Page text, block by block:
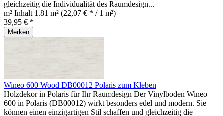
gleichzeitig die Individualität des Raumdesign...
m² Inhalt 1.81 m² (22,07 € * / 1 m²)
39,95 € *
Merken
Wineo 600 Wood DB00012 Polaris zum Kleben
Holzdekor in Polaris für Ihr Raumdesign Der Vinylboden Wineo
600 in Polaris (DB00012) wirkt besonders edel und modern. Sie
können einen einzigartigen Stil schaffen und gleichzeitig die